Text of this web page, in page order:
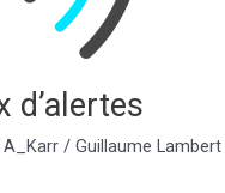
d’alertes
/ Guillaume Lambert